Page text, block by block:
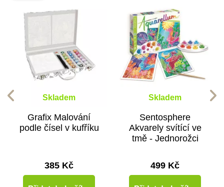
Skladem
Grafix Malování
podle čísel v kufříku
385 Kč
Skladem
Sentosphere
Akvarely svítící ve
tmě - Jednorožci
499 Kč